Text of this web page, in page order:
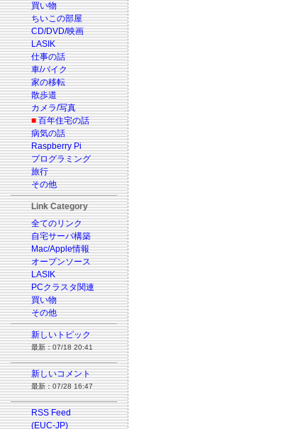
買い物
ちいこの部屋
CD/DVD/映画
LASIK
仕事の話
車/バイク
家の移転
散歩道
カメラ/写真
■ 百年住宅の話
病気の話
Raspberry Pi
プログラミング
旅行
その他
Link Category
全てのリンク
自宅サーバ構築
Mac/Apple情報
オープンソース
LASIK
PCクラスタ関連
買い物
その他
新しいトピック
最新：07/18 20:41
新しいコメント
最新：07/28 16:47
RSS Feed
(EUC-JP)